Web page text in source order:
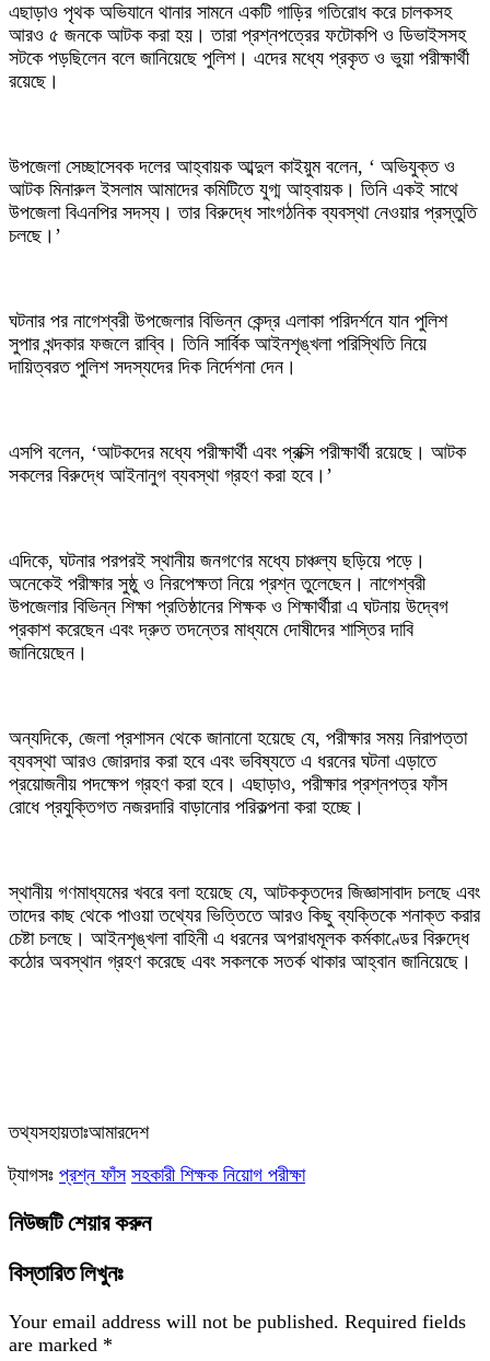
‎এছাড়াও পৃথক অভিযানে থানার সামনে একটি গাড়ির গতিরোধ করে চালকসহ
আরও ৫ জনকে আটক করা হয়। তারা প্রশ্নপত্রের ফটোকপি ও ডিভাইসসহ
সটকে পড়ছিলেন বলে জানিয়েছে পুলিশ। এদের মধ্যে প্রকৃত ও ভুয়া পরীক্ষার্থী
রয়েছে।
‎উপজেলা সেচ্ছাসেবক দলের আহ্বায়ক আব্দুল কাইয়ুম বলেন, ‘ অভিযুক্ত ও
আটক মিনারুল ইসলাম আমাদের কমিটিতে যুগ্ম আহ্বায়ক। তিনি একই সাথে
উপজেলা বিএনপির সদস্য। তার বিরুদ্ধে সাংগঠনিক ব্যবস্থা নেওয়ার প্রস্তুতি
চলছে।’
‎ঘটনার পর নাগেশ্বরী উপজেলার বিভিন্ন কেন্দ্র এলাকা পরিদর্শনে যান পুলিশ
সুপার খন্দকার ফজলে রাব্বি। তিনি সার্বিক আইনশৃঙ্খলা পরিস্থিতি নিয়ে
দায়িত্বরত পুলিশ সদস্যদের দিক নির্দেশনা দেন।
‎এসপি বলেন, ‘আটকদের মধ্যে পরীক্ষার্থী এবং প্রক্সি পরীক্ষার্থী রয়েছে। আটক
সকলের বিরুদ্ধে আইনানুগ ব্যবস্থা গ্রহণ করা হবে।’
‎এদিকে, ঘটনার পরপরই স্থানীয় জনগণের মধ্যে চাঞ্চল্য ছড়িয়ে পড়ে।
অনেকেই পরীক্ষার সুষ্ঠু ও নিরপেক্ষতা নিয়ে প্রশ্ন তুলেছেন। নাগেশ্বরী
উপজেলার বিভিন্ন শিক্ষা প্রতিষ্ঠানের শিক্ষক ও শিক্ষার্থীরা এ ঘটনায় উদ্বেগ
প্রকাশ করেছেন এবং দ্রুত তদন্তের মাধ্যমে দোষীদের শাস্তির দাবি
জানিয়েছেন।
‎অন্যদিকে, জেলা প্রশাসন থেকে জানানো হয়েছে যে, পরীক্ষার সময় নিরাপত্তা
ব্যবস্থা আরও জোরদার করা হবে এবং ভবিষ্যতে এ ধরনের ঘটনা এড়াতে
প্রয়োজনীয় পদক্ষেপ গ্রহণ করা হবে। এছাড়াও, পরীক্ষার প্রশ্নপত্র ফাঁস
রোধে প্রযুক্তিগত নজরদারি বাড়ানোর পরিকল্পনা করা হচ্ছে।
‎স্থানীয় গণমাধ্যমের খবরে বলা হয়েছে যে, আটককৃতদের জিজ্ঞাসাবাদ চলছে এবং
তাদের কাছ থেকে পাওয়া তথ্যের ভিত্তিতে আরও কিছু ব্যক্তিকে শনাক্ত করার
চেষ্টা চলছে। আইনশৃঙ্খলা বাহিনী এ ধরনের অপরাধমূলক কর্মকাণ্ডের বিরুদ্ধে
কঠোর অবস্থান গ্রহণ করেছে এবং সকলকে সতর্ক থাকার আহ্বান জানিয়েছে।
‎তথ্যসহায়তাঃআমারদেশ
ট্যাগসঃ প্রশ্ন ফাঁস সহকারী শিক্ষক নিয়োগ পরীক্ষা
নিউজটি শেয়ার করুন
বিস্তারিত লিখুনঃ
Your email address will not be published. Required fields
are marked *